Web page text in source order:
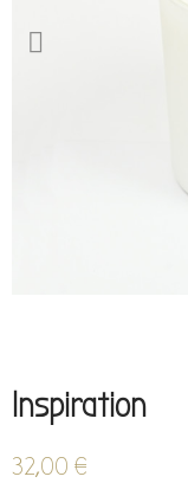
Inspiration
32,00 €